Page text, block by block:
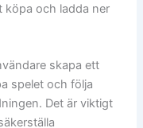
och ladda ner
skapa ett
spelet och följa
Det är viktigt